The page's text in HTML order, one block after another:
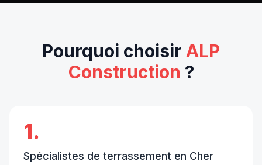
Pourquoi choisir ALP
Construction ?
1.
Spécialistes de terrassement en Cher